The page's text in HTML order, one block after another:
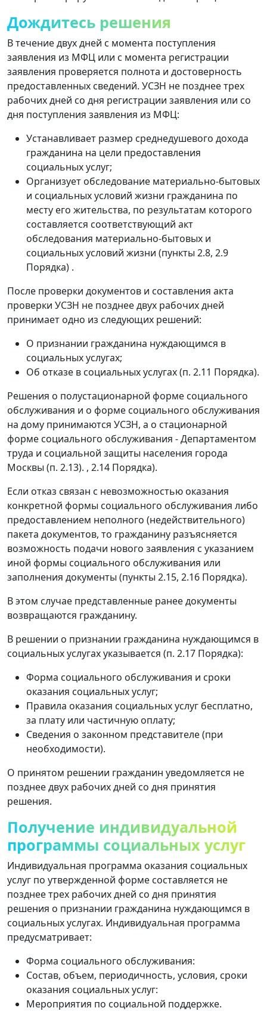
Дождитесь решения
В течение двух дней с момента поступления
заявления из МФЦ или с момента регистрации
заявления проверяется полнота и достоверность
предоставленных сведений. УСЗН не позднее трех
рабочих дней со дня регистрации заявления или со
дня поступления заявления из МФЦ:
Устанавливает размер среднедушевого дохода
гражданина на цели предоставления
социальных услуг;
Организует обследование материально-бытовых
и социальных условий жизни гражданина по
месту его жительства, по результатам которого
составляется соответствующий акт
обследования материально-бытовых и
социальных условий жизни (пункты 2.8, 2.9
Порядка) .
После проверки документов и составления акта
проверки УСЗН не позднее двух рабочих дней
принимает одно из следующих решений:
О признании гражданина нуждающимся в
социальных услугах;
Об отказе в социальных услугах (п. 2.11 Порядка).
Решения о полустационарной форме социального
обслуживания и о форме социального обслуживания
на дому принимаются УСЗН, а о стационарной
форме социального обслуживания - Департаментом
труда и социальной защиты населения города
Москвы (п. 2.13). , 2.14 Порядка).
Если отказ связан с невозможностью оказания
конкретной формы социального обслуживания либо
предоставлением неполного (недействительного)
пакета документов, то гражданину разъясняется
возможность подачи нового заявления с указанием
иной формы социального обслуживания или
заполнения документы (пункты 2.15, 2.16 Порядка).
В этом случае представленные ранее документы
возвращаются гражданину.
В решении о признании гражданина нуждающимся в
социальных услугах указывается (п. 2.17 Порядка):
Форма социального обслуживания и сроки
оказания социальных услуг;
Правила оказания социальных услуг бесплатно,
за плату или частичную оплату;
Сведения о законном представителе (при
необходимости).
О принятом решении гражданин уведомляется не
позднее двух рабочих дней со дня принятия
решения.
Получение индивидуальной
программы социальных услуг
Индивидуальная программа оказания социальных
услуг по утвержденной форме составляется не
позднее трех рабочих дней со дня принятия
решения о признании гражданина нуждающимся в
социальных услугах. Индивидуальная программа
предусматривает:
Форма социального обслуживания:
Состав, объем, периодичность, условия, сроки
оказания социальных услуг:
Мероприятия по социальной поддержке.